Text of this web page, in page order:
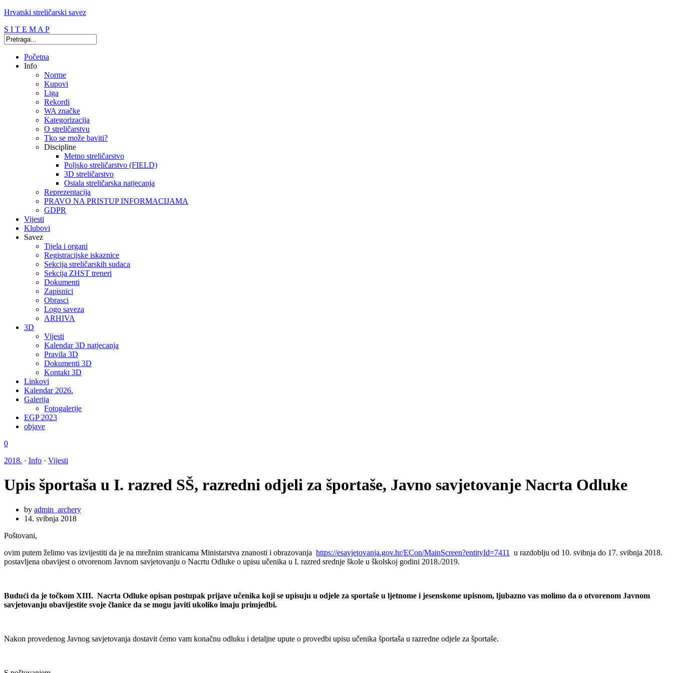
Hrvatski streličarski savez
S I T E M A P
Početna
Info
Norme
Kupovi
Liga
Rekordi
WA značke
Kategorizacija
O streličarstvu
Tko se može baviti?
Discipline
Metno streličarstvo
Poljsko streličarstvo (FIELD)
3D streličarstvo
Ostala streličarska natjecanja
Reprezentacija
PRAVO NA PRISTUP INFORMACIJAMA
GDPR
Vijesti
Klubovi
Savez
Tijela i organi
Registracijske iskaznice
Sekcija streličarskih sudaca
Sekcija ZHST treneri
Dokumenti
Zapisnici
Obrasci
Logo saveza
ARHIVA
3D
Vijesti
Kalendar 3D natjecanja
Pravila 3D
Dokumenti 3D
Kontakt 3D
Linkovi
Kalendar 2026.
Galerija
Fotogalerije
EGP 2023
objave
0
2018. · Info · Vijesti
Upis športaša u I. razred SŠ, razredni odjeli za športaše, Javno savjetovanje Nacrta Odluke
by admin_archery
14. svibnja 2018
Poštovani,
ovim putem želimo vas izvijestiti da je na mrežnim stranicama Ministarstva znanosti i obrazovanja https://esavjetovanja.gov.hr/ECon/MainScreen?entityId=7411
u razdoblju od 10. svibnja do 17. svibnja 2018.
postavljena obavijest o otvorenom Javnom savjetovanju o Nacrtu Odluke o upisu učenika u I. razred srednje škole u školskoj godini 2018./2019.
Budući da je točkom XIII. Nacrta Odluke opisan postupak prijave učenika koji se upisuju u odjele za sportaše u ljetnome i jesenskome upisnom, ljubazno vas molimo da o otvorenom Javnom
savjetovanju obavijestite svoje članice da se mogu javiti ukoliko imaju primjedbi.
Nakon provedenog Javnog savjetovanja dostavit ćemo vam konačnu odluku i detaljne upute o provedbi upisu učenika športaša u razredne odjele za športaše.